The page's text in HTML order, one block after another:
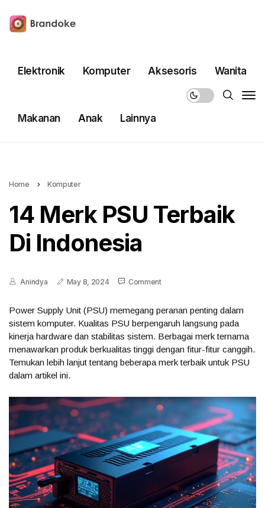
Elektronik Komputer Aksesoris Wanita
Makanan Anak Lainnya
Home › Komputer
14 Merk PSU Terbaik
Di Indonesia
Anindya May 8, 2024 Comment
Power Supply Unit (PSU) memegang peranan penting dalam
sistem komputer. Kualitas PSU berpengaruh langsung pada
kinerja hardware dan stabilitas sistem. Berbagai merk ternama
menawarkan produk berkualitas tinggi dengan fitur-fitur canggih.
Temukan lebih lanjut tentang beberapa merk terbaik untuk PSU
dalam artikel ini.